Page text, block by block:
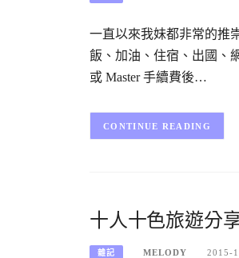
一直以來我妹都非常的推
飯、加油、住宿、出國、
或 Master 手續費後…
CONTINUE READING
十人十色旅遊分
雜記 MELODY 2015-